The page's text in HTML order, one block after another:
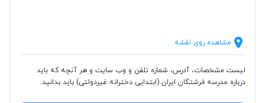
مشاهده روی نقشه
لیست مشخصات، آدرس، شماره تلفن و وب سایت و هر آنچه که باید
درباره مدرسه فرشتگان ایران (ابتدایی دخترانه غیردولتی) باید بدانید.